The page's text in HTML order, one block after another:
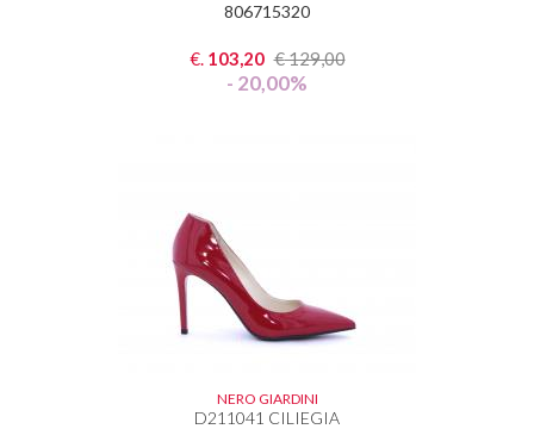
806715320
€.103,20 €129,00
- 20,00%
NERO GIARDINI
D211041 CILIEGIA